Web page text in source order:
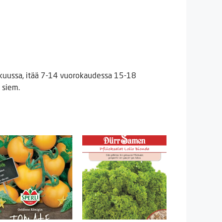
itää 7-14 vuorokaudessa 15-18